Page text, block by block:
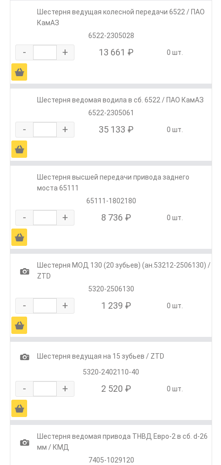
Шестерня ведущая колесной передачи 6522 / ПАО
КамАЗ
6522-2305028
- + 13 661 ₽ 0 шт.
Ä
Шестерня ведомая водила в сб. 6522 / ПАО КамАЗ
6522-2305061
- + 35 133 ₽ 0 шт.
Ä
Шестерня высшей передачи привода заднего
моста 65111
65111-1802180
- + 8 736 ₽ 0 шт.
Ä
1
Шестерня МОД 130 (20 зубьев) (ан.53212-2506130) /
ZTD
5320-2506130
- + 1 239 ₽ 0 шт.
Ä
1
Шестерня ведущая на 15 зубьев / ZTD
5320-2402110-40
- + 2 520 ₽ 0 шт.
Ä
1
Шестерня ведомая привода ТНВД Евро-2 в сб. d-26
мм / КМД
7405-1029120